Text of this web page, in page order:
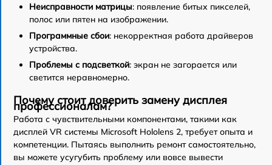
Неисправности матрицы: появление битых пикселей,
полос или пятен на изображении.
Программные сбои: некорректная работа драйверов
устройства.
Проблемы с подсветкой: экран не загорается или
светится неравномерно.
Почему стоит доверить замену дисплея
профессионалам?
Работа с чувствительными компонентами, такими как
дисплей VR системы Microsoft Hololens 2, требует опыта и
компетенции. Пытаясь выполнить ремонт самостоятельно,
вы можете усугубить проблему или вовсе вывести